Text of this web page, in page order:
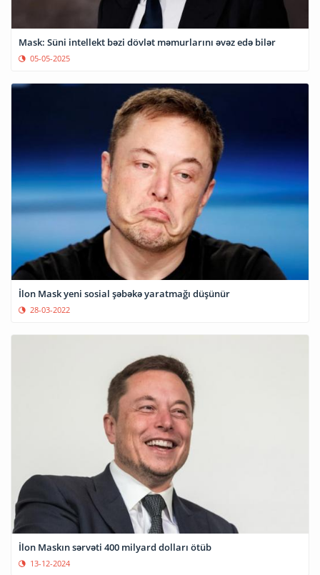
Mask: Süni intellekt bəzi dövlət məmurlarını əvəz edə bilər
05-05-2025
İlon Mask yeni sosial şəbəkə yaratmağı düşünür
28-03-2022
İlon Maskın sərvəti 400 milyard dolları ötüb
13-12-2024